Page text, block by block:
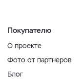
Покупателю
О проекте
Фото от партнеров
Блог